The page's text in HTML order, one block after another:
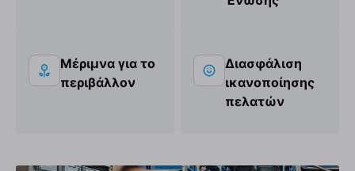
Μέριμνα για το
περιβάλλον
Διασφάλιση
ικανοποίησης
πελατών